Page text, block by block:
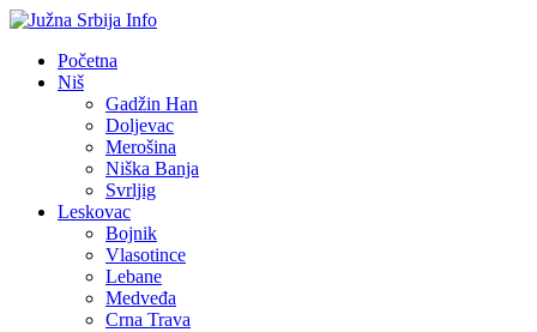
Početna
Niš
Gadžin Han
Doljevac
Merošina
Niška Banja
Svrljig
Leskovac
Bojnik
Vlasotince
Lebane
Medveđa
Crna Trava